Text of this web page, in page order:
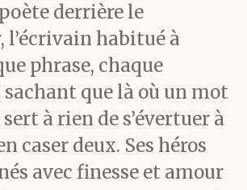
whisky à la
au large,
d’un
fond duquel
adossées
derrière le
l’écrivain habitué à
phrase, chaque
que là où un mot
à rien de s’évertuer à
caser deux. Ses héros
avec finesse et amour